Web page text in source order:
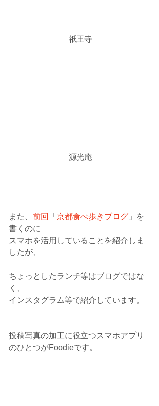
祇王寺
源光庵
また、 前回 「 京都食べ歩きブログ 」を
書くのに
スマホを活用していることを紹介しま
したが、
ちょっとしたランチ等はブログではな
く、
インスタグラム等で紹介しています。
投稿写真の加工に役立つスマホアプリ
のひとつがFoodieです。